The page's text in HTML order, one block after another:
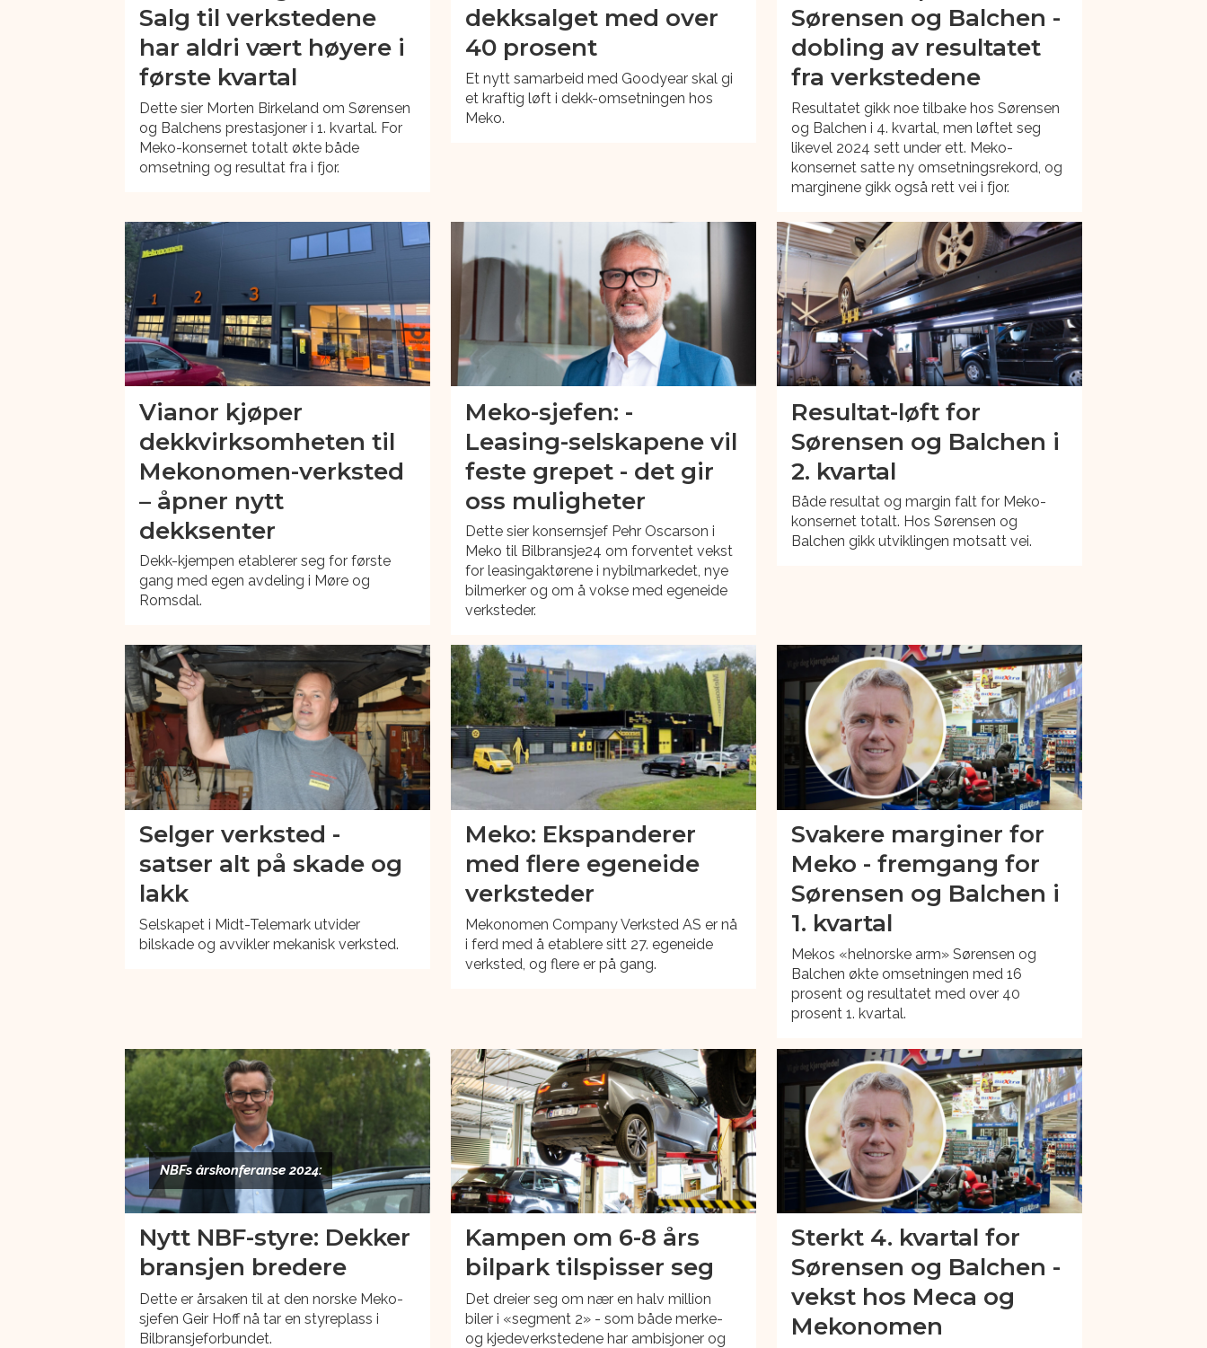
Salg til verkstedene
har aldri vært høyere i
første kvartal
Dette sier Morten Birkeland om Sørensen
og Balchens prestasjoner i 1. kvartal. For
Meko-konsernet totalt økte både
omsetning og resultat fra i fjor.
dekksalget med over
40 prosent
Et nytt samarbeid med Goodyear skal gi
et kraftig løft i dekk-omsetningen hos
Meko.
Sørensen og Balchen -
dobling av resultatet
fra verkstedene
Resultatet gikk noe tilbake hos Sørensen
og Balchen i 4. kvartal, men løftet seg
likevel 2024 sett under ett. Meko-
konsernet satte ny omsetningsrekord, og
marginene gikk også rett vei i fjor.
Vianor kjøper
dekkvirksomheten til
Mekonomen-verksted
– åpner nytt
dekksenter
Dekk-kjempen etablerer seg for første
gang med egen avdeling i Møre og
Romsdal.
Meko-sjefen: -
Leasing-selskapene vil
feste grepet - det gir
oss muligheter
Dette sier konsernsjef Pehr Oscarson i
Meko til Bilbransje24 om forventet vekst
for leasingaktørene i nybilmarkedet, nye
bilmerker og om å vokse med egeneide
verksteder.
Resultat-løft for
Sørensen og Balchen i
2. kvartal
Både resultat og margin falt for Meko-
konsernet totalt. Hos Sørensen og
Balchen gikk utviklingen motsatt vei.
Selger verksted -
satser alt på skade og
lakk
Selskapet i Midt-Telemark utvider
bilskade og avvikler mekanisk verksted.
Meko: Ekspanderer
med flere egeneide
verksteder
Mekonomen Company Verksted AS er nå
i ferd med å etablere sitt 27. egeneide
verksted, og flere er på gang.
Svakere marginer for
Meko - fremgang for
Sørensen og Balchen i
1. kvartal
Mekos «helnorske arm» Sørensen og
Balchen økte omsetningen med 16
prosent og resultatet med over 40
prosent 1. kvartal.
NBFs årskonferanse 2024:
Nytt NBF-styre: Dekker
bransjen bredere
Dette er årsaken til at den norske Meko-
sjefen Geir Hoff nå tar en styreplass i
Bilbransjeforbundet.
Kampen om 6-8 års
bilpark tilspisser seg
Det dreier seg om nær en halv million
biler i «segment 2» - som både merke-
og kjedeverkstedene har ambisjoner og
Sterkt 4. kvartal for
Sørensen og Balchen -
vekst hos Meca og
Mekonomen